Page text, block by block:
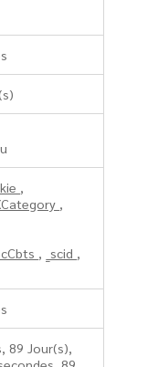
,
,
, _scid ,
89 Jour(s),